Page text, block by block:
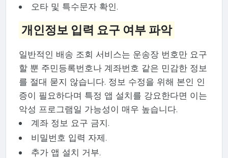
오타 및 특수문자 확인.
개인정보 입력 요구 여부 파악
일반적인 배송 조회 서비스는 운송장 번호만 요구
할 뿐 주민등록번호나 계좌번호 같은 민감한 정보
를 절대 묻지 않습니다. 정보 수정을 위해 본인 인
증이 필요하다며 특정 앱 설치를 강요한다면 이는
악성 프로그램일 가능성이 매우 높습니다.
계좌 정보 요구 금지.
비밀번호 입력 자제.
추가 앱 설치 거부.